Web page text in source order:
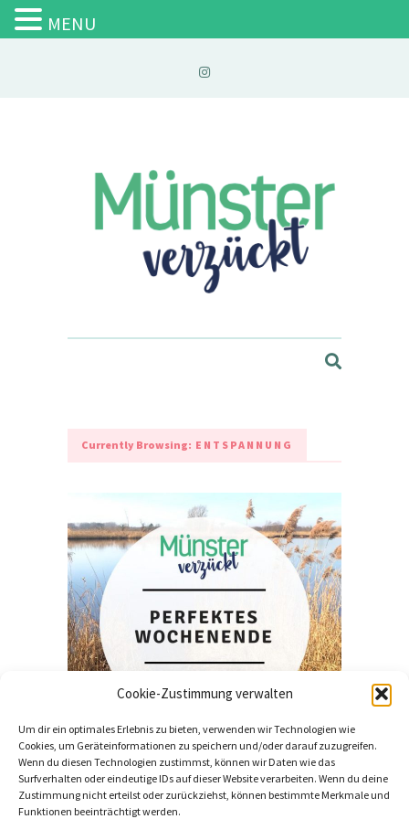
Cookie-Zustimmung verwalten
Um dir ein optimales Erlebnis zu bieten, verwenden wir Technologien wie
Cookies, um Geräteinformationen zu speichern und/oder darauf zuzugreifen.
Wenn du diesen Technologien zustimmst, können wir Daten wie das
Surfverhalten oder eindeutige IDs auf dieser Website verarbeiten. Wenn du deine
Zustimmung nicht erteilst oder zurückziehst, können bestimmte Merkmale und
Funktionen beeinträchtigt werden.
Currently Browsing: ENTSPANNUNG
LEBEN
Was euer Wochenende in
Münster perfekt macht
MENU